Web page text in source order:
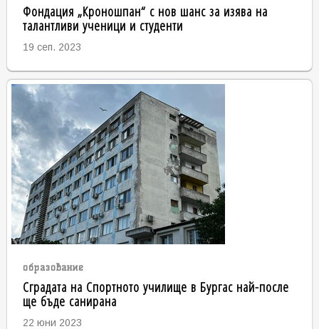
Фондация „Кроношпан“ с нов шанс за изява на
талантливи ученици и студенти
19 сеп. 2023
образование
Сградата на Спортното училище в Бургас най-после
ще бъде санирана
22 юни 2023